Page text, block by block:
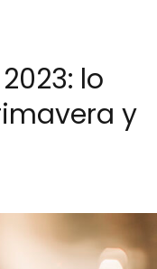
lo
y